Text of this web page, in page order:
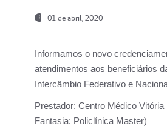
01 de abril, 2020
Informamos o novo
atendimentos aos beneficiários
Intercâmbio Federativo e
Prestador: Centro Médico Vitória
Fantasia: Policlínica Master)